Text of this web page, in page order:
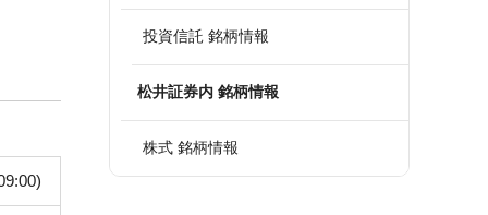
投資信託 銘柄情報
松井証券内 銘柄情報
株式 銘柄情報